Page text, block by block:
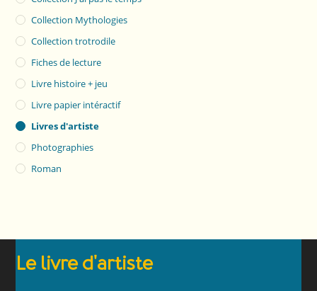
Collection Mythologies
Collection trotrodile
Fiches de lecture
Livre histoire + jeu
Livre papier intéractif
Livres d'artiste
Photographies
Roman
Le livre d'artiste